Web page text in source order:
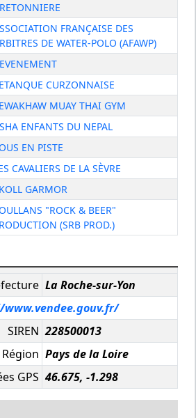
FRANÇAISE DES
DE WATER-POLO (AFAWP)
CURZONNAISE
MUAY THAI GYM
ENFANTS DU NEPAL
EN PISTE
CAVALIERS DE LA SÈVRE
GARMOR
"ROCK & BEER"
(SRB PROD.)
La Roche-sur-Yon
SIREN 228500013
Région Pays de la Loire
GPS 46.675, -1.298